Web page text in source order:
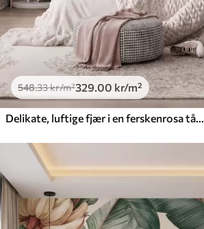
548.33kr/m²329.00 kr/m²
Delikate, luftige fjær i en ferskenrosa tåke med glans